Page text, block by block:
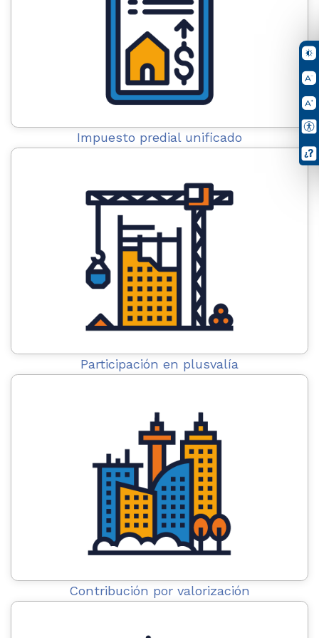
Impuesto predial unificado
Participación en plusvalía
Contribución por valorización